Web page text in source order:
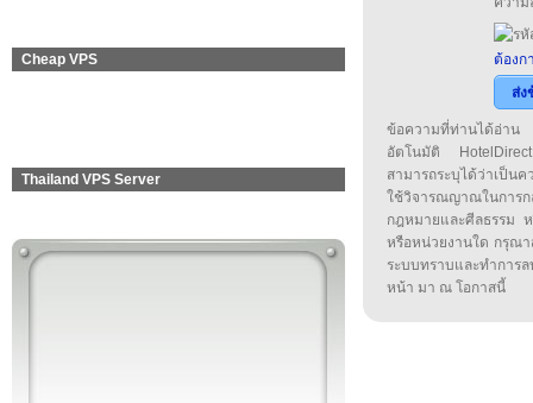
Cheap VPS
Thailand VPS Server
ต้องก
ส่ง
ข้อความที่ท่านได้อ่าน
อัตโนมัติ
สามารถระบุได้ว่าเป็น
ใช้วิจารณญาณในกา
กฎหมายและศีลธรรม
หรือหน่วยงานใด กรุณา
ระบบทราบและทำกา
หน้า มา ณ โอกาสนี้